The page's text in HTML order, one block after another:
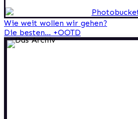
Beitragsnavigation
Wie weit wollen wir gehen?
Die besten… +OOTD